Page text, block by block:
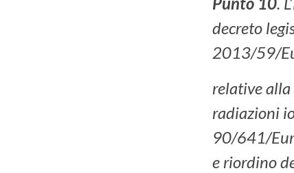
decreto
2013/59/
relative alla
radiazioni
90/641/
e riordino